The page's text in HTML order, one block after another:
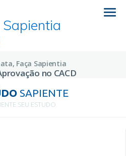
Sapientia
Faça Sapientia
no CACD
SAPIENTE
SEU ESTUDO